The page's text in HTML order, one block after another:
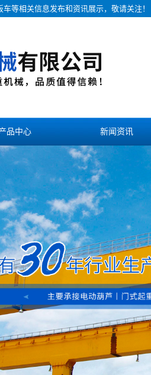
等相关信息发布和资讯展示，敬请关注！
品中心 新闻资讯